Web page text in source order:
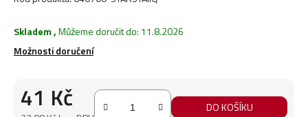
Skladem,Můžeme doručit do: 11.8.2026
Možnosti doručení
41 Kč DO KOŠÍKU